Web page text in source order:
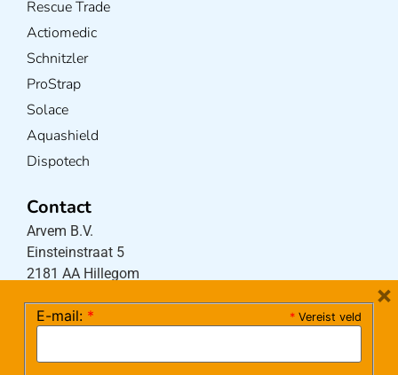
Rescue Trade
Actiomedic
Schnitzler
ProStrap
Solace
Aquashield
Dispotech
Contact
Arvem B.V.
Einsteinstraat 5
2181 AA Hillegom
(maandag – donderdag 08:30-17:15 uur / vrijdag
* Vereist veld
E-mail: *
×